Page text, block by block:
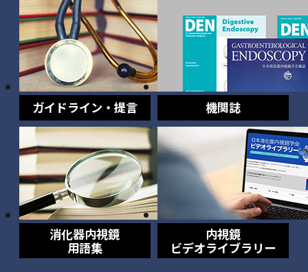
ガイドライン・提言 機関誌
消化器内視鏡
用語集
内視鏡
ビデオライブラリー